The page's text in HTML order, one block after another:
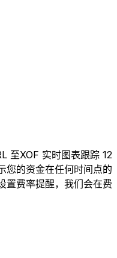
至XOF 实时图表跟踪 12
您的资金在任何时间点的
置费率提醒，我们会在费